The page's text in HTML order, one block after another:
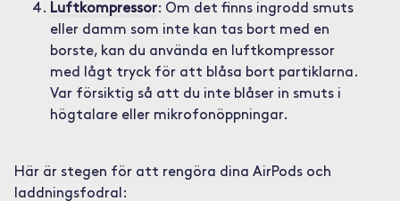
Luftkompressor: Om det finns ingrodd smuts
eller damm som inte kan tas bort med en
borste, kan du använda en luftkompressor
med lågt tryck för att blåsa bort partiklarna.
Var försiktig så att du inte blåser in smuts i
högtalare eller mikrofonöppningar.
Här är stegen för att rengöra dina AirPods och
laddningsfodral: